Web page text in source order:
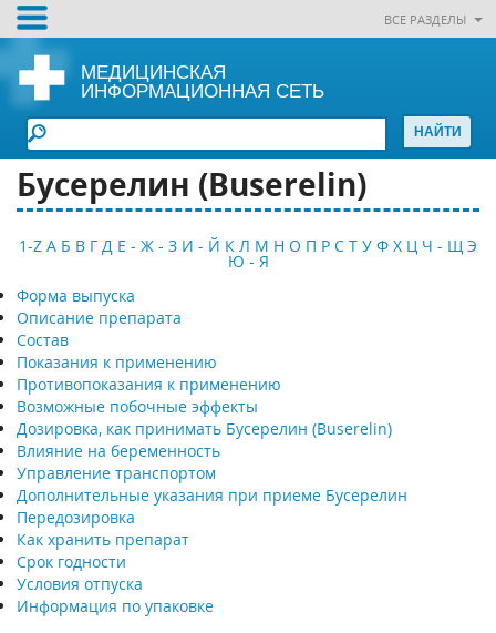
ВСЕ РАЗДЕЛЫ
МЕДИЦИНСКАЯ
ИНФОРМАЦИОННАЯ СЕТЬ
Бусерелин (Buserelin)
1-Z А Б В Г Д Е - Ж - З И - Й К Л М Н О П Р С Т У Ф Х Ц Ч - Щ Э
Ю - Я
Форма выпуска
Описание препарата
Состав
Показания к применению
Противопоказания к применению
Возможные побочные эффекты
Дозировка, как принимать Бусерелин (Buserelin)
Влияние на беременность
Управление транспортом
Дополнительные указания при приеме Бусерелин
Передозировка
Как хранить препарат
Срок годности
Условия отпуска
Информация по упаковке